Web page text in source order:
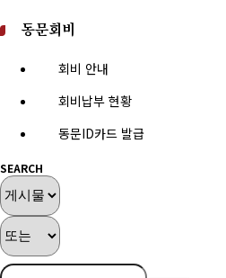
동문회비
회비 안내
회비납부 현황
동문ID카드 발급
SEARCH